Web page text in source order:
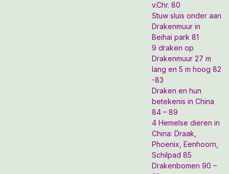
v.Chr. 80
Stuw sluis onder aan
Drakenmuur in
Beihai park 81
9 draken op
Drakenmuur 27 m
lang en 5 m hoog 82
-83
Draken en hun
betekenis in China
84 – 89
4 Hemelse dieren in
China: Draak,
Phoenix, Eenhoorn,
Schilpad 85
Drakenbomen 90 –